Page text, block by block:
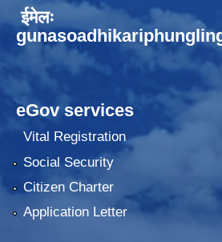
ईमेलः
eGov services
Vital Registration
Social Security
Citizen Charter
Application Letter